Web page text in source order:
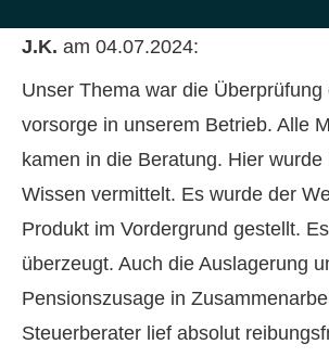
J.K. am 04.07.2024:
Unser Thema war die
vorsorge in unserem Betrieb. Alle
kamen in die Beratung. Hier wurde
Wissen vermittelt. Es wurde der
Produkt im Vordergrund gestellt.
überzeugt. Auch die Auslagerung
Pensionszusage in
Steuerberater lief absolut